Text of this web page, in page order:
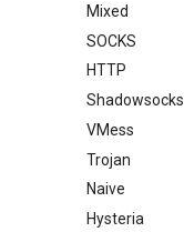
Mixed
SOCKS
HTTP
Shadowsocks
VMess
Trojan
Naive
Hysteria